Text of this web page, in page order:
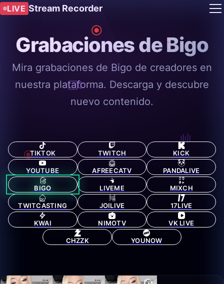
LIVE Stream Recorder
Grabaciones de Bigo
Mira grabaciones de Bigo de creadores en
nuestra plataforma. Descarga y descubre
nuevo contenido.
TIKTOK TWITCH KICK
YOUTUBE AFREECATV PANDALIVE
BIGO LIVEME MIXCH
TWITCASTING JOILIVE 17LIVE
KWAI NIMOTV VK LIVE
CHZZK YOUNOW